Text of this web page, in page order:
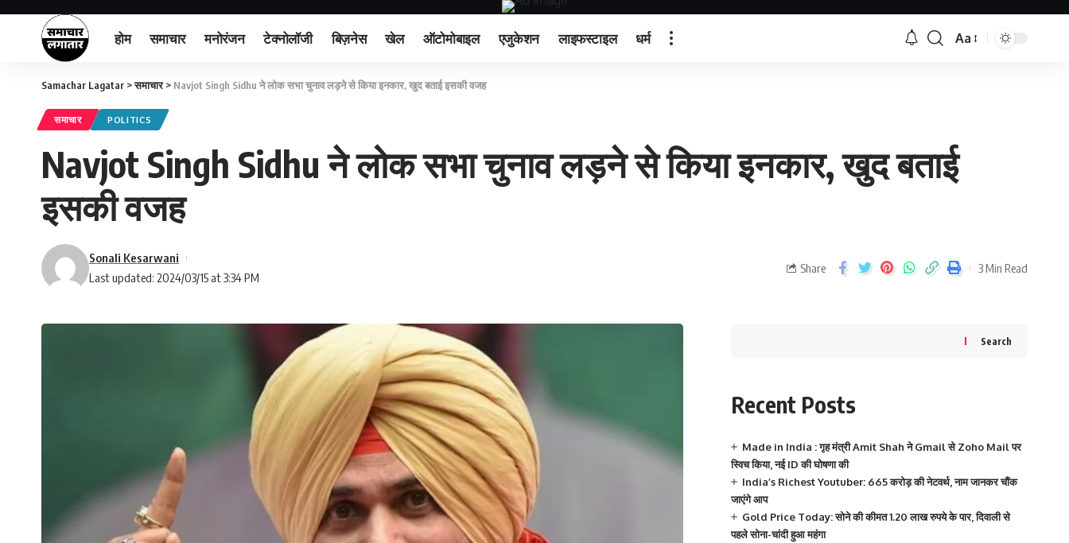
होम समाचार मनोरंजन टेक्नोलॉजी बिज़नेस खेल ऑटोमोबाइल एजुकेशन लाइफस्टाइल धर्म Aa
Samachar Lagatar >समाचार> Navjot Singh Sidhu ने लोक सभा चुनाव लड़ने से किया इनकार, खुद बताई इसकी वजह
समाचार POLITICS
Navjot Singh Sidhu ने लोक सभा चुनाव लड़ने से किया इनकार, खुद बताई
इसकी वजह
Last updated: 2024/03/15 at 3:34 PM
Sonali Kesarwani
Share 3 Min Read
Search
Recent Posts
Made in India : गृह मंत्री Amit Shah ने Gmail से Zoho Mail पर
स्विच किया, नई ID की घोषणा की
India’s Richest Youtuber: 665 करोड़ की नेटवर्थ, नाम जानकर चौंक
जाएंगे आप
Gold Price Today: सोने की कीमत 1.20 लाख रुपये के पार, दिवाली से
पहले सोना-चांदी हुआ महंगा